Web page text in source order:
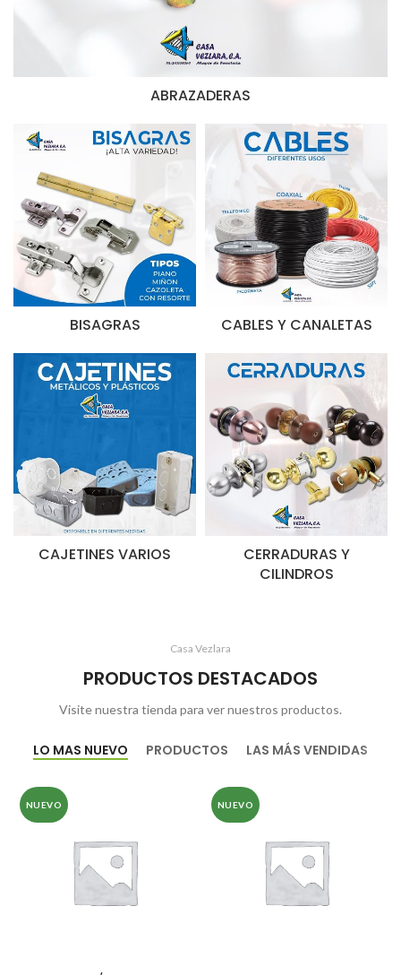
ABRAZADERAS
BISAGRAS CABLES Y CANALETAS
CAJETINES VARIOS
CERRADURAS Y
CILINDROS
Casa Vezlara
PRODUCTOS DESTACADOS
Visite nuestra tienda para ver nuestros productos.
LO MAS NUEVO PRODUCTOS LAS MÁS VENDIDAS
NUEVO NUEVO